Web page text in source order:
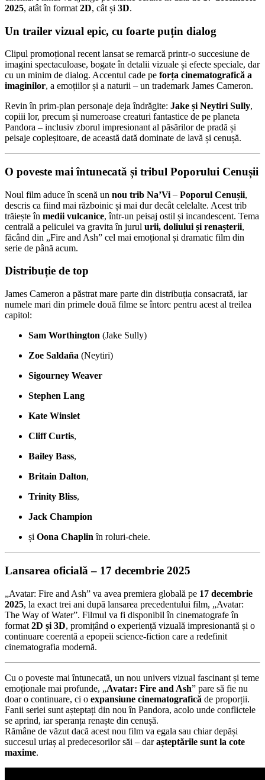
Cameron,
oficială
în
2025
2025, atât în format 2D, cât și 3D.
Un trailer vizual epic, cu foarte puțin dialog
Clipul promoțional recent lansat se remarcă printr-o succesiune de
imagini spectaculoase, bogate în detalii vizuale și efecte speciale, dar
cu un minim de dialog. Accentul cade pe forța cinematografică a
imaginilor, a emoțiilor și a naturii – un trademark James Cameron.
Revin în prim-plan personaje deja îndrăgite: Jake și Neytiri Sully,
copiii lor, precum și numeroase creaturi fantastice de pe planeta
Pandora – inclusiv zborul impresionant al păsărilor de pradă și
peisaje copleșitoare, de această dată dominate de lavă și cenușă.
O poveste mai întunecată și tribul Poporului Cenușii
Noul film aduce în scenă un nou trib Na’Vi – Poporul Cenușii,
descris ca fiind mai războinic și mai dur decât celelalte. Acest trib
trăiește în medii vulcanice, într-un peisaj ostil și incandescent. Tema
centrală a peliculei va gravita în jurul urii, doliului și renașterii,
făcând din „Fire and Ash” cel mai emoțional și dramatic film din
serie de până acum.
Distribuție de top
James Cameron a păstrat mare parte din distribuția consacrată, iar
numele mari din primele două filme se întorc pentru acest al treilea
capitol:
Sam Worthington (Jake Sully)
Zoe Saldaña (Neytiri)
Sigourney Weaver
Stephen Lang
Kate Winslet
Cliff Curtis,
Bailey Bass,
Britain Dalton,
Trinity Bliss,
Jack Champion
și Oona Chaplin în roluri-cheie.
Lansarea oficială – 17 decembrie 2025
„Avatar: Fire and Ash” va avea premiera globală pe 17 decembrie
2025, la exact trei ani după lansarea precedentului film, „Avatar:
The Way of Water”. Filmul va fi disponibil în cinematografe în
format 2D și 3D, promițând o experiență vizuală impresionantă și o
continuare coerentă a epopeii science-fiction care a redefinit
cinematografia modernă.
Cu o poveste mai întunecată, un nou univers vizual fascinant și teme
emoționale mai profunde, „Avatar: Fire and Ash” pare să fie nu
doar o continuare, ci o expansiune cinematografică de proporții.
Fanii seriei sunt așteptați din nou în Pandora, acolo unde conflictele
se aprind, iar speranța renaște din cenușă.
Rămâne de văzut dacă acest nou film va egala sau chiar depăși
succesul uriaș al predecesorilor săi – darașteptările sunt la cote
maxime.